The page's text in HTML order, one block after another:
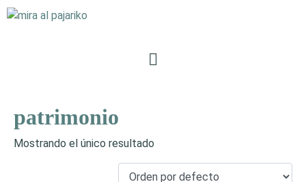
patrimonio
Mostrando el único resultado